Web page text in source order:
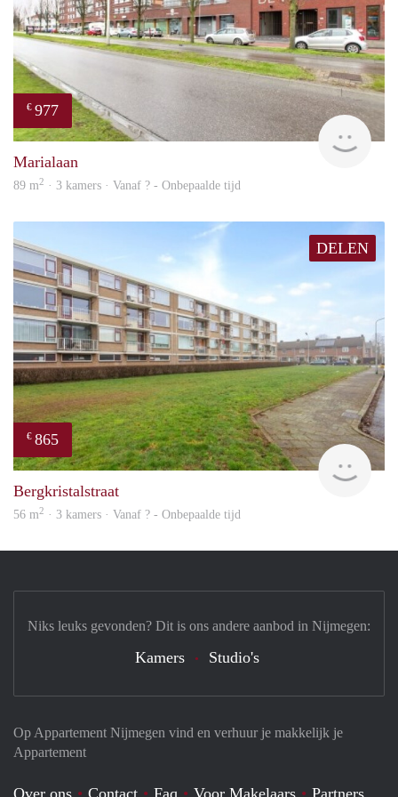
€ 977
Marialaan
89 m2 · 3 kamers · Vanaf ? - Onbepaalde tijd
DELEN
€ 865
Bergkristalstraat
56 m2 · 3 kamers · Vanaf ? - Onbepaalde tijd
Op Appartement Nijmegen vind en verhuur je makkelijk je
Appartement
Over ons Contact Faq Voor Makelaars Partners
Niks leuks gevonden? Dit is ons andere aanbod in Nijmegen:
Kamers Studio's